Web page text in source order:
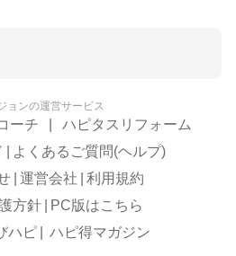
ョンの運営サービス
ーチ
ハピタスリフォーム
よくあるご質問(ヘルプ)
運営会社
利用規約
方針
PC版はこちら
ハピ
ハピ得マガジン